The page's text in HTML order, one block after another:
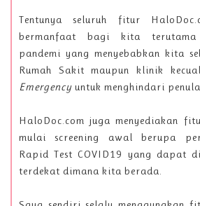
Tentunya seluruh fitur
bermanfaat bagi kita
pandemi yang menyebabkan kita
Rumah Sakit maupun klinik
Emergency untuk menghindari
HaloDoc.com juga menyediakan
mulai screening awal berupa
Rapid Test COVID19 yang dapat
terdekat dimana kita berada.